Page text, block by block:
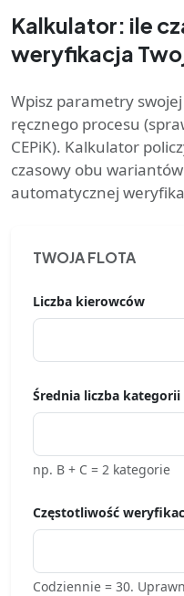
Kalkulator: ile
weryfikacja
Wpisz parametry
ręcznego procesu
CEPiK). Kalkulator
czasowy obu
automatycznej
TWOJA FLOTA
Liczba kierowców
Średnia liczba
np. B + C = 2 kategorie
Częstotliwość
Codziennie = 30.